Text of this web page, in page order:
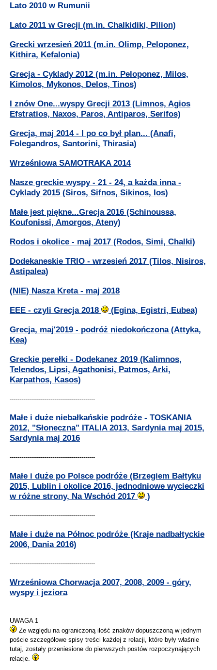
Lato 2010 w Rumunii
Lato 2011 w Grecji (m.in. Chalkidiki, Pilion)
Grecki wrzesień 2011 (m.in. Olimp, Peloponez,
Kithira, Kefalonia)
Grecja - Cyklady 2012 (m.in. Peloponez, Milos,
Kimolos, Mykonos, Delos, Tinos)
I znów One...wyspy Grecji 2013 (Limnos, Agios
Efstratios, Naxos, Paros, Antiparos, Serifos)
Grecja, maj 2014 - I po co był plan... (Anafi,
Folegandros, Santorini, Thirasia)
Wrześniowa SAMOTRAKA 2014
Nasze greckie wyspy - 21 - 24, a każda inna -
Cyklady 2015 (Siros, Sifnos, Sikinos, Ios)
Małe jest piękne...Grecja 2016 (Schinoussa,
Koufonissi, Amorgos, Ateny)
Rodos i okolice - maj 2017 (Rodos, Simi, Chalki)
Dodekaneskie TRIO - wrzesień 2017 (Tilos, Nisiros,
Astipalea)
(NIE) Nasza Kreta - maj 2018
EEE - czyli Grecja 2018
(Egina, Egistri, Eubea)
Grecja, maj'2019 - podróż niedokończona (Attyka,
Kea)
Greckie perełki - Dodekanez 2019 (Kalimnos,
Telendos, Lipsi, Agathonisi, Patmos, Arki,
Karpathos, Kasos)
--------------------------------------------
Małe i duże niebałkańskie podróże - TOSKANIA
2012, "Słoneczna" ITALIA 2013, Sardynia maj 2015,
Sardynia maj 2016
--------------------------------------------
Małe i duże po Polsce podróże (Brzegiem Bałtyku
2015, Lublin i okolice 2016, jednodniowe wycieczki
w różne strony, Na Wschód 2017
)
--------------------------------------------
Małe i duże na Północ podróże (Kraje nadbałtyckie
2006, Dania 2016)
--------------------------------------------
Wrześniowa Chorwacja 2007, 2008, 2009 - góry,
wyspy i jeziora
UWAGA 1
Ze względu na ograniczoną ilość znaków dopuszczoną w jednym
poście szczegółowe spisy treści każdej z relacji, które były właśnie
tutaj, zostały przeniesione do pierwszych postów rozpoczynających
relacje.